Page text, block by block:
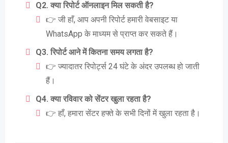
Q2. क्या रिपोर्ट ऑनलाइन मिल सकती है?
👉 जी हाँ, आप अपनी रिपोर्ट हमारी वेबसाइट या
WhatsApp के माध्यम से प्राप्त कर सकते हैं।
Q3. रिपोर्ट आने में कितना समय लगता है?
👉 ज्यादातर रिपोर्ट्स 24 घंटे के अंदर उपलब्ध हो जाती
हैं।
Q4. क्या रविवार को सेंटर खुला रहता है?
👉 हाँ, हमारा सेंटर हफ्ते के सभी दिनों में खुला रहता है।